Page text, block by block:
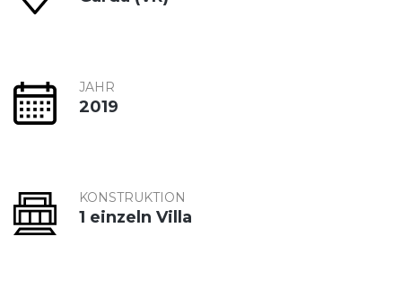
JAHR
2019
KONSTRUKTION
1 einzeln Villa